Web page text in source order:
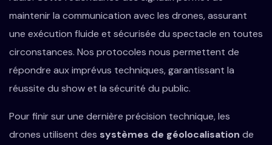
maintenir la communication avec les drones, assurant
une exécution fluide et sécurisée du spectacle en toutes
circonstances. Nos protocoles nous permettent de
répondre aux imprévus techniques, garantissant la
réussite du show et la sécurité du public.
Pour finir sur une dernière précision technique, les
drones utilisent des systèmes de géolocalisation de